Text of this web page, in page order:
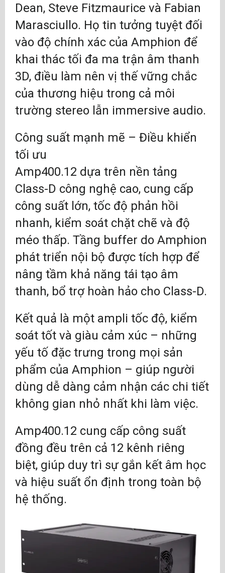
Dean, Steve Fitzmaurice và Fabian
Marasciullo. Họ tin tưởng tuyệt đối
vào độ chính xác của Amphion để
khai thác tối đa ma trận âm thanh
3D, điều làm nên vị thế vững chắc
của thương hiệu trong cả môi
trường stereo lẫn immersive audio.
Công suất mạnh mẽ – Điều khiển
tối ưu
Amp400.12 dựa trên nền tảng
Class-D công nghệ cao, cung cấp
công suất lớn, tốc độ phản hồi
nhanh, kiểm soát chặt chẽ và độ
méo thấp. Tầng buffer do Amphion
phát triển nội bộ được tích hợp để
nâng tầm khả năng tái tạo âm
thanh, bổ trợ hoàn hảo cho Class-D.
Kết quả là một ampli tốc độ, kiểm
soát tốt và giàu cảm xúc – những
yếu tố đặc trưng trong mọi sản
phẩm của Amphion – giúp người
dùng dễ dàng cảm nhận các chi tiết
không gian nhỏ nhất khi làm việc.
Amp400.12 cung cấp công suất
đồng đều trên cả 12 kênh riêng
biệt, giúp duy trì sự gắn kết âm học
và hiệu suất ổn định trong toàn bộ
hệ thống.